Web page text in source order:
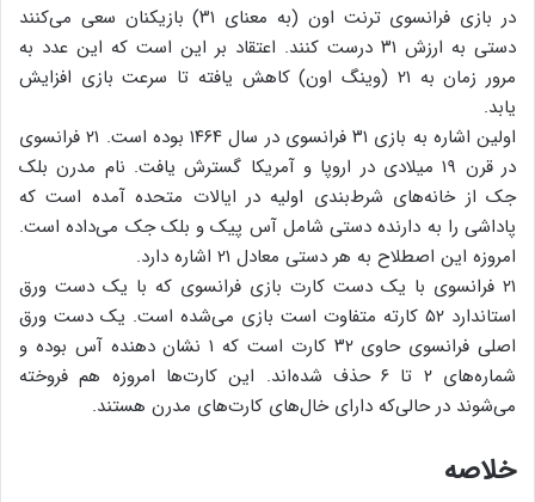
در بازی فرانسوی ترنت اون (به معنای ۳۱) بازیکنان سعی می‌کنند
دستی به ارزش ۳۱ درست کنند. اعتقاد بر این است که این عدد به
مرور زمان به ۲۱ (وینگ اون) کاهش یافته تا سرعت بازی افزایش
یابد.
اولین اشاره به بازی ۳۱ فرانسوی در سال ۱۴۶۴ بوده است. ۲۱ فرانسوی
در قرن ۱۹ میلادی در اروپا و آمریكا گسترش یافت. نام مدرن بلک
جک از خانه‌های شرط‌بندی اولیه در ایالات متحده آمده است که
پاداشی را به دارنده دستی شامل آس پیک و بلک جک می‌داده است.
امروزه این اصطلاح به هر دستی معادل ۲۱ اشاره دارد.
۲۱ فرانسوی با یک دست کارت بازی فرانسوی که با یک دست ورق
استاندارد ۵۲ کارته متفاوت است بازی می‌شده است. یک دست ورق
اصلی فرانسوی حاوی ۳۲ کارت است که ۱ نشان دهنده آس بوده و
شماره‌های ۲ تا ۶ حذف شده‌اند. این کارت‌ها امروزه هم فروخته
می‌شوند در حالی‌که دارای خال‌های کارت‌های مدرن هستند.
خلاصه